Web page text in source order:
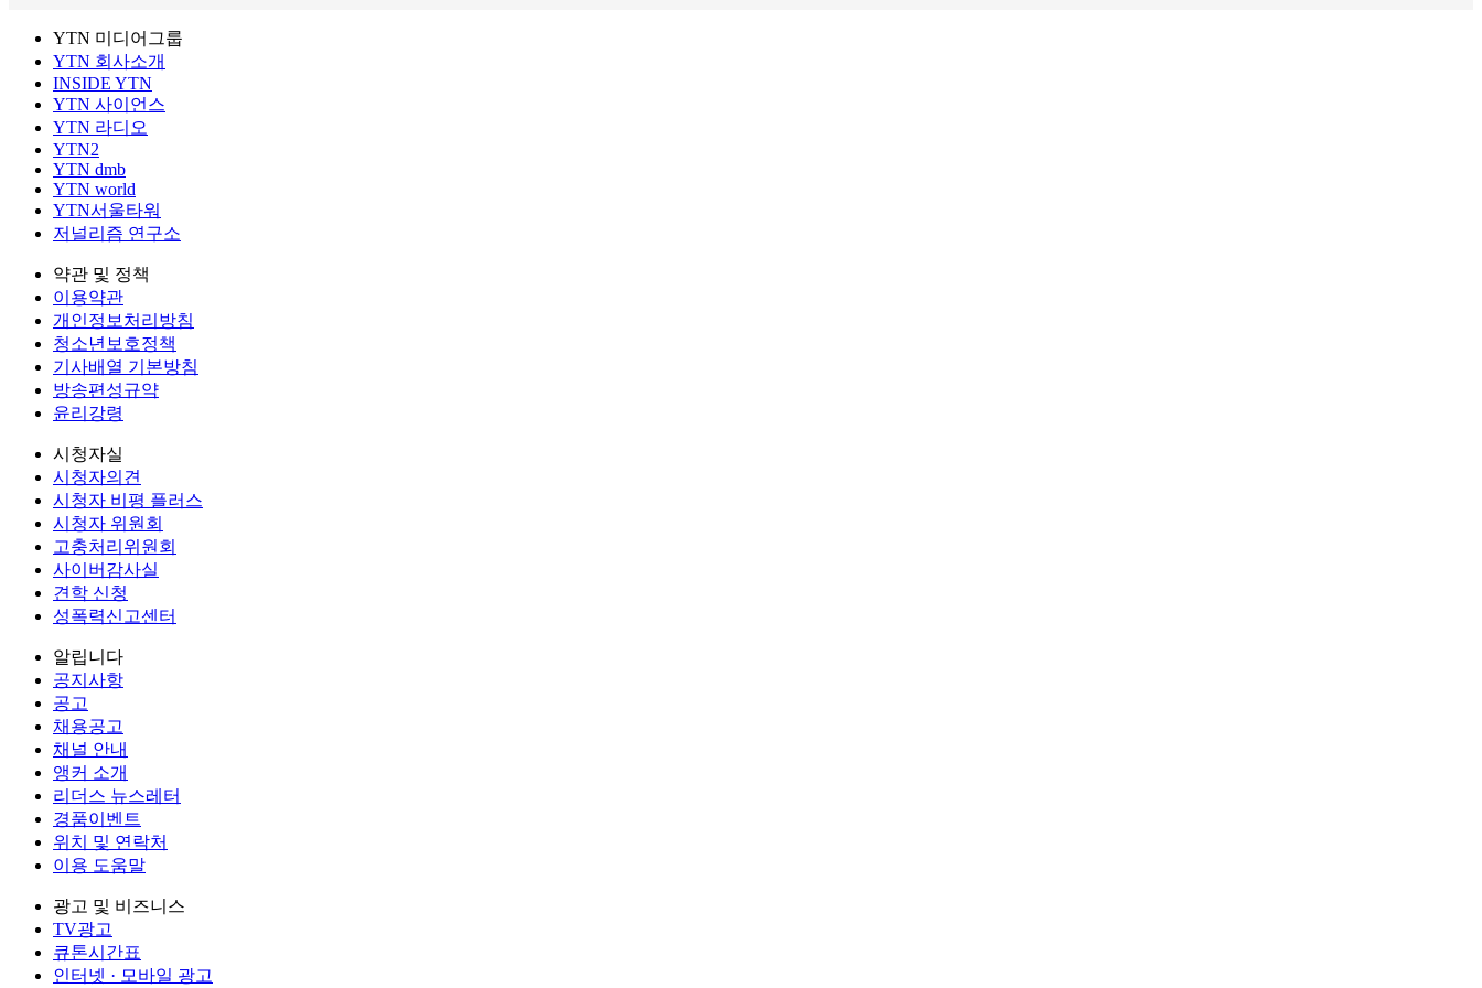
YTN 미디어그룹
YTN 회사소개
INSIDE YTN
YTN 사이언스
YTN 라디오
YTN2
YTN dmb
YTN world
YTN서울타워
저널리즘 연구소
약관 및 정책
이용약관
개인정보처리방침
청소년보호정책
기사배열 기본방침
방송편성규약
윤리강령
시청자실
시청자의견
시청자 비평 플러스
시청자 위원회
고충처리위원회
사이버감사실
견학 신청
성폭력신고센터
알립니다
공지사항
공고
채용공고
채널 안내
앵커 소개
리더스 뉴스레터
경품이벤트
위치 및 연락처
이용 도움말
광고 및 비즈니스
TV광고
큐톤시간표
인터넷 · 모바일 광고